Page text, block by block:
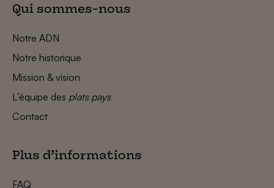
Qui sommes-nous
Notre ADN
Notre historique
Mission & vision
L’équipe des plats pays
Contact
Plus d’informations
FAQ